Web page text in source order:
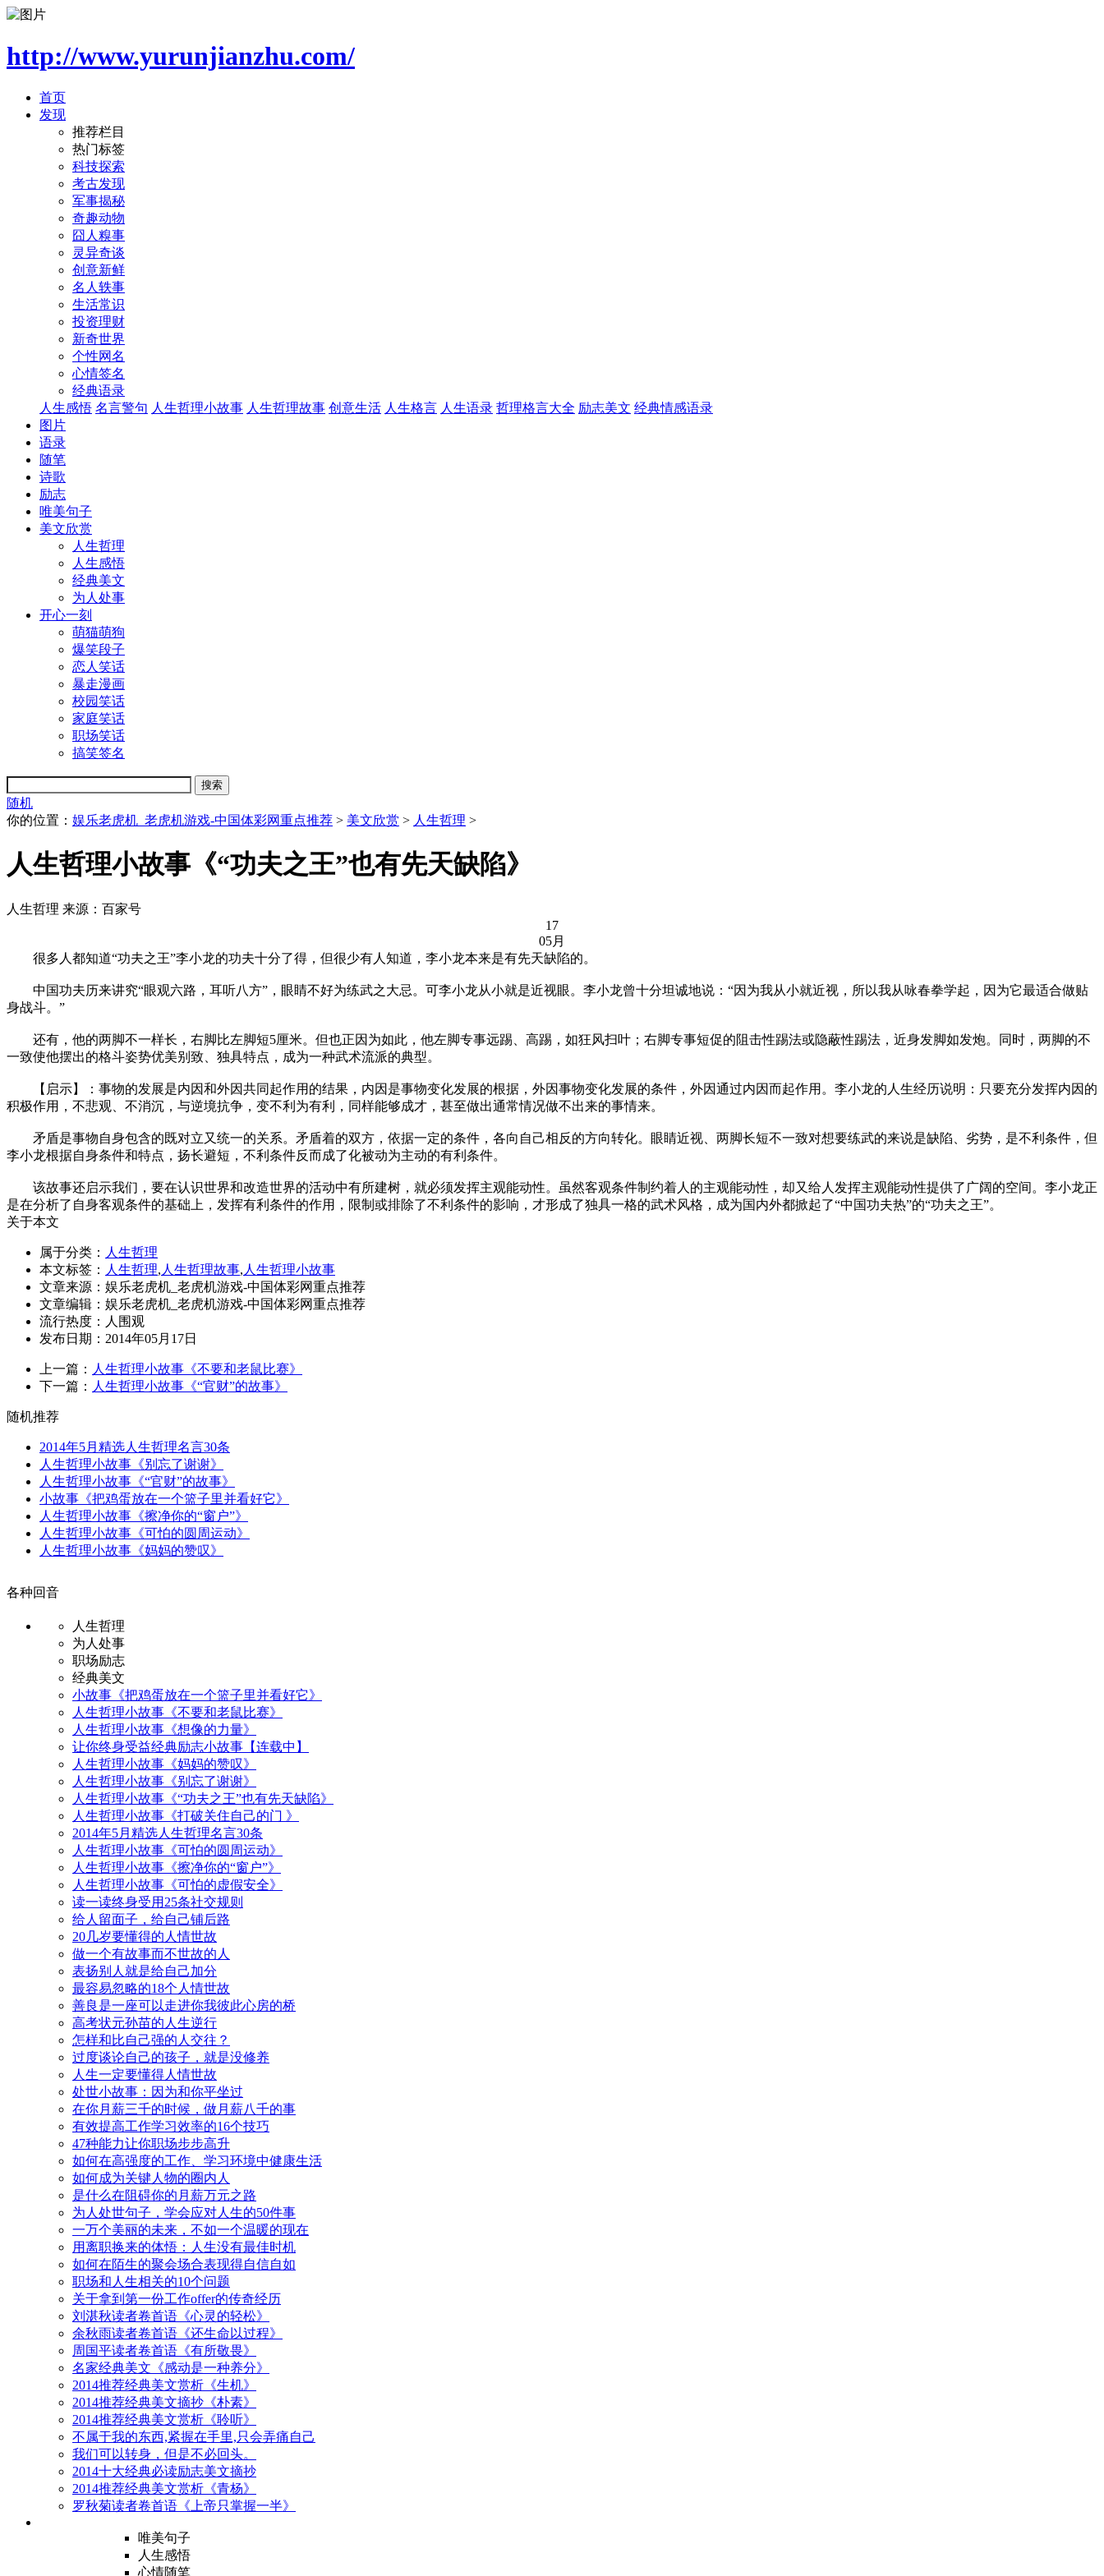
http://www.yurunjianzhu.com/
首页
发现
推荐栏目
热门标签
科技探索
考古发现
军事揭秘
奇趣动物
囧人糗事
灵异奇谈
创意新鲜
名人轶事
生活常识
投资理财
新奇世界
个性网名
心情签名
经典语录
人生感悟 名言警句 人生哲理小故事 人生哲理故事 创意生活 人生格言 人生语录 哲理格言大全 励志美文 经典情感语录
图片
语录
随笔
诗歌
励志
唯美句子
美文欣赏
人生哲理
人生感悟
经典美文
为人处事
开心一刻
萌猫萌狗
爆笑段子
恋人笑话
暴走漫画
校园笑话
家庭笑话
职场笑话
搞笑签名
随机
你的位置： 娱乐老虎机_老虎机游戏-中国体彩网重点推荐 > 美文欣赏 > 人生哲理 >
人生哲理小故事《“功夫之王”也有先天缺陷》
人生哲理 来源：百家号
17
05月
很多人都知道“功夫之王”李小龙的功夫十分了得，但很少有人知道，李小龙本来是有先天缺陷的。
中国功夫历来讲究“眼观六路，耳听八方”，眼睛不好为练武之大忌。可李小龙从小就是近视眼。李小龙曾十分坦诚地说：“因为我从小就近视，所以我从咏春拳学起，因为它最适合做贴
身战斗。”
还有，他的两脚不一样长，右脚比左脚短5厘米。但也正因为如此，他左脚专事远踢、高踢，如狂风扫叶；右脚专事短促的阻击性踢法或隐蔽性踢法，近身发脚如发炮。同时，两脚的不
一致使他摆出的格斗姿势优美别致、独具特点，成为一种武术流派的典型。
【启示】：事物的发展是内因和外因共同起作用的结果，内因是事物变化发展的根据，外因事物变化发展的条件，外因通过内因而起作用。李小龙的人生经历说明：只要充分发挥内因的
积极作用，不悲观、不消沉，与逆境抗争，变不利为有利，同样能够成才，甚至做出通常情况做不出来的事情来。
矛盾是事物自身包含的既对立又统一的关系。矛盾着的双方，依据一定的条件，各向自己相反的方向转化。眼睛近视、两脚长短不一致对想要练武的来说是缺陷、劣势，是不利条件，但
李小龙根据自身条件和特点，扬长避短，不利条件反而成了化被动为主动的有利条件。
该故事还启示我们，要在认识世界和改造世界的活动中有所建树，就必须发挥主观能动性。虽然客观条件制约着人的主观能动性，却又给人发挥主观能动性提供了广阔的空间。李小龙正
是在分析了自身客观条件的基础上，发挥有利条件的作用，限制或排除了不利条件的影响，才形成了独具一格的武术风格，成为国内外都掀起了“中国功夫热”的“功夫之王”。
关于本文
属于分类： 人生哲理
本文标签： 人生哲理, 人生哲理故事, 人生哲理小故事
文章来源：娱乐老虎机_老虎机游戏-中国体彩网重点推荐
文章编辑：娱乐老虎机_老虎机游戏-中国体彩网重点推荐
流行热度： 人围观
发布日期：2014年05月17日
上一篇： 人生哲理小故事《不要和老鼠比赛》
下一篇： 人生哲理小故事《“官财”的故事》
随机推荐
2014年5月精选人生哲理名言30条
人生哲理小故事《别忘了谢谢》
人生哲理小故事《“官财”的故事》
小故事《把鸡蛋放在一个篮子里并看好它》
人生哲理小故事《擦净你的“窗户”》
人生哲理小故事《可怕的圆周运动》
人生哲理小故事《妈妈的赞叹》
各种回音
人生哲理
为人处事
职场励志
经典美文
小故事《把鸡蛋放在一个篮子里并看好它》
人生哲理小故事《不要和老鼠比赛》
人生哲理小故事《想像的力量》
让你终身受益经典励志小故事【连载中】
人生哲理小故事《妈妈的赞叹》
人生哲理小故事《别忘了谢谢》
人生哲理小故事《“功夫之王”也有先天缺陷》
人生哲理小故事《打破关住自己的门 》
2014年5月精选人生哲理名言30条
人生哲理小故事《可怕的圆周运动》
人生哲理小故事《擦净你的“窗户”》
人生哲理小故事《可怕的虚假安全》
读一读终身受用25条社交规则
给人留面子，给自己铺后路
20几岁要懂得的人情世故
做一个有故事而不世故的人
表扬别人就是给自己加分
最容易忽略的18个人情世故
善良是一座可以走进你我彼此心房的桥
高考状元孙苗的人生逆行
怎样和比自己强的人交往？
过度谈论自己的孩子，就是没修养
人生一定要懂得人情世故
处世小故事：因为和你平坐过
在你月薪三千的时候，做月薪八千的事
有效提高工作学习效率的16个技巧
47种能力让你职场步步高升
如何在高强度的工作、学习环境中健康生活
如何成为关键人物的圈内人
是什么在阻碍你的月薪万元之路
为人处世句子，学会应对人生的50件事
一万个美丽的未来，不如一个温暖的现在
用离职换来的体悟：人生没有最佳时机
如何在陌生的聚会场合表现得自信自如
职场和人生相关的10个问题
关于拿到第一份工作offer的传奇经历
刘湛秋读者卷首语《心灵的轻松》
余秋雨读者卷首语《还生命以过程》
周国平读者卷首语《有所敬畏》
名家经典美文《感动是一种养分》
2014推荐经典美文赏析《生机》
2014推荐经典美文摘抄《朴素》
2014推荐经典美文赏析《聆听》
不属于我的东西,紧握在手里,只会弄痛自己
我们可以转身，但是不必回头。
2014十大经典必读励志美文摘抄
2014推荐经典美文赏析《青杨》
罗秋菊读者卷首语《上帝只掌握一半》
唯美句子
人生感悟
心情随笔